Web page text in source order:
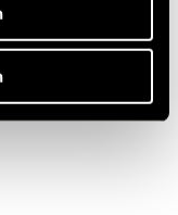
camper